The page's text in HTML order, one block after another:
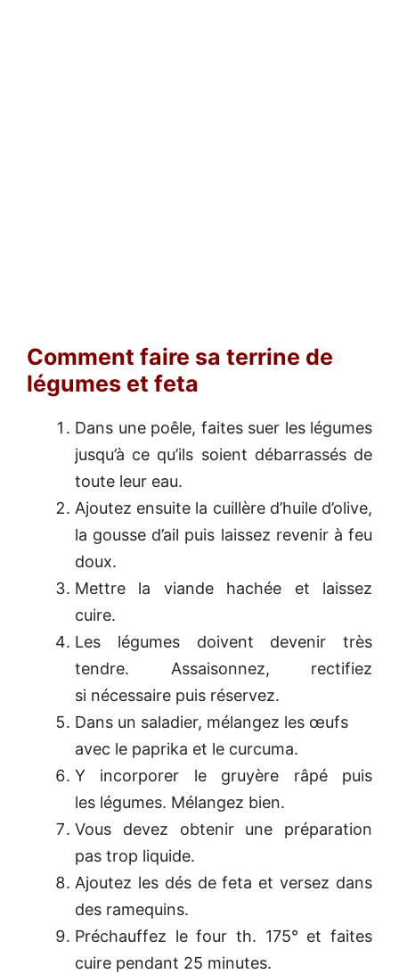
Comment faire sa terrine de
légumes et feta
Dans une poêle, faites suer les légumes
jusqu’à ce qu’ils soient débarrassés de
toute leur eau.
Ajoutez ensuite la cuillère d’huile d’olive,
la gousse d’ail puis laissez revenir à feu
doux.
Mettre la viande hachée et laissez
cuire.
Les légumes doivent devenir très
tendre. Assaisonnez, rectifiez
si nécessaire puis réservez.
Dans un saladier, mélangez les œufs
avec le paprika et le curcuma.
Y incorporer le gruyère râpé puis
les légumes. Mélangez bien.
Vous devez obtenir une préparation
pas trop liquide.
Ajoutez les dés de feta et versez dans
des ramequins.
Préchauffez le four th. 175° et faites
cuire pendant 25 minutes.